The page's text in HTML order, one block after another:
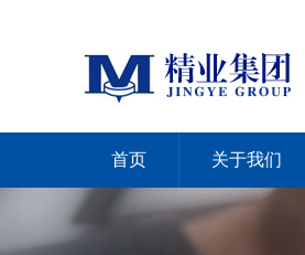
首页 关于我们